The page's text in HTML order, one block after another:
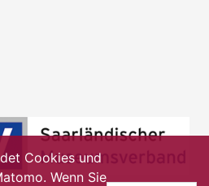
Cookies und
Wenn Sie